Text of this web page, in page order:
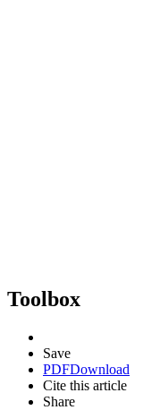
Toolbox
Save
PDFDownload
Cite this article
Share